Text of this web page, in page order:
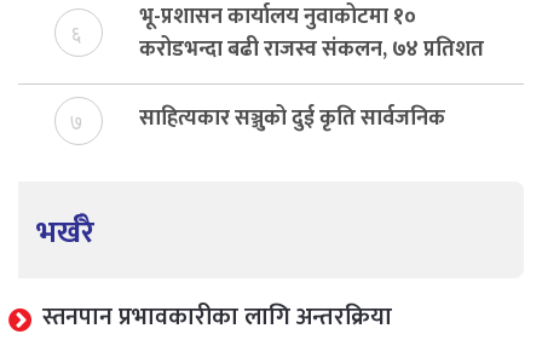
६
भू-प्रशासन कार्यालय नुवाकोटमा १०
करोडभन्दा बढी राजस्व संकलन, ७४ प्रतिशत
बेरुजु फर्छयौट
७ साहित्यकार सञ्जुको दुई कृति सार्वजनिक
भर्खरै
स्तनपान प्रभावकारीका लागि अन्तरक्रिया